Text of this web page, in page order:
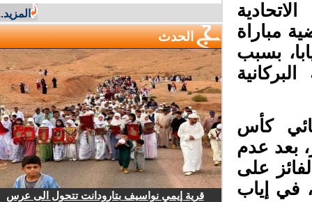
مباراة
بسبب
كأس
القدم، بنتيجة 06 لصفر، بعد عدم
على
الماضي، في إياب
المزيد...
الحدث
قرية إيمي نواسيف بتارودانت تتحول الى عرس